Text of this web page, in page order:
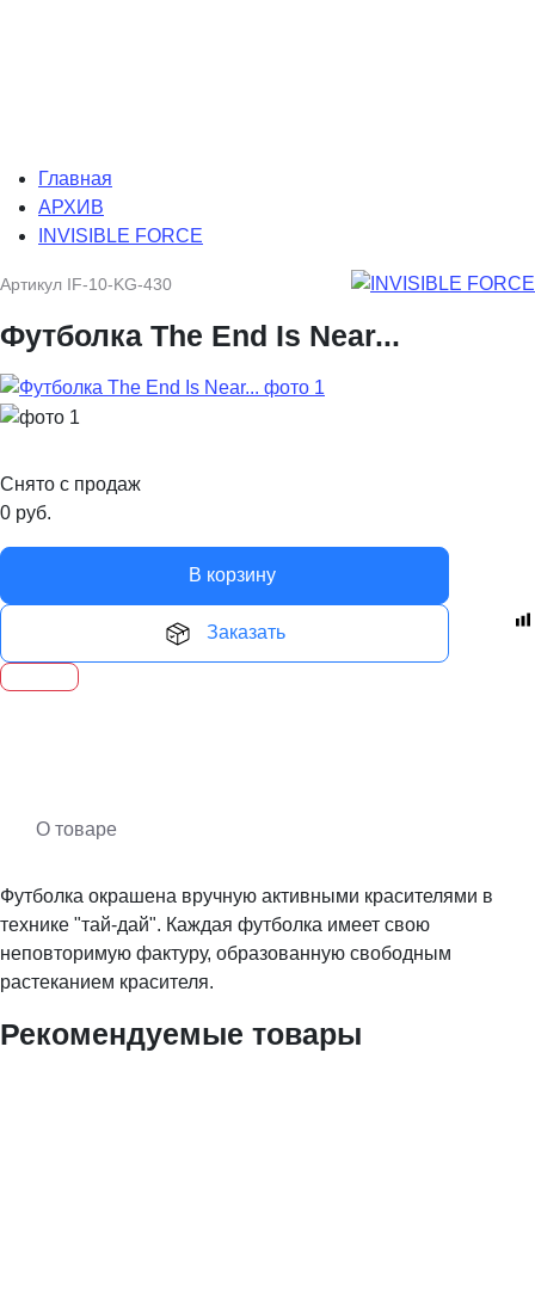
Главная
АРХИВ
INVISIBLE FORCE
Артикул IF-10-KG-430
Футболка The End Is Near...
Снято с продаж
0 руб.
В корзину
Заказать
О товаре
Футболка окрашена вручную активными красителями в
технике "тай-дай". Каждая футболка имеет свою
неповторимую фактуру, образованную свободным
растеканием красителя.
Рекомендуемые товары